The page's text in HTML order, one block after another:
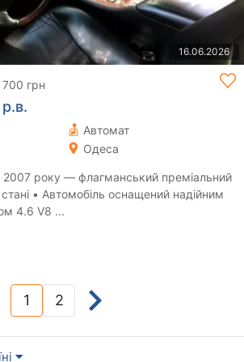
16.06.2026
грн
Автомат
Одеса
року — флагманський преміальний
• Автомобіль оснащений надійним
4.6 V8 ...
1(current)
2